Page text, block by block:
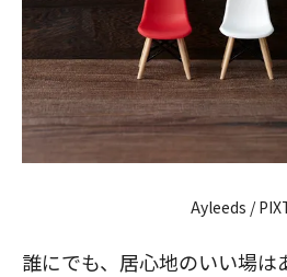
Ayleeds /
誰にでも、居心地のいい場は